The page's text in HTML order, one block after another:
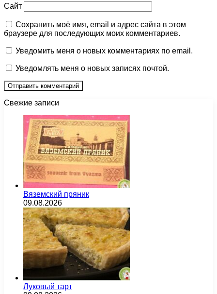
Сайт
Сохранить моё имя, email и адрес сайта в этом
браузере для последующих моих комментариев.
Уведомить меня о новых комментариях по email.
Уведомлять меня о новых записях почтой.
Свежие записи
Вяземский пряник
09.08.2026
Луковый тарт